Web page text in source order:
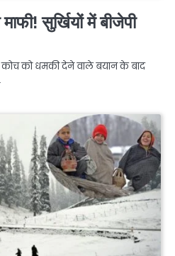
सुर्खियों में बीजेपी
कोच को धमकी देने वाले बयान के बाद